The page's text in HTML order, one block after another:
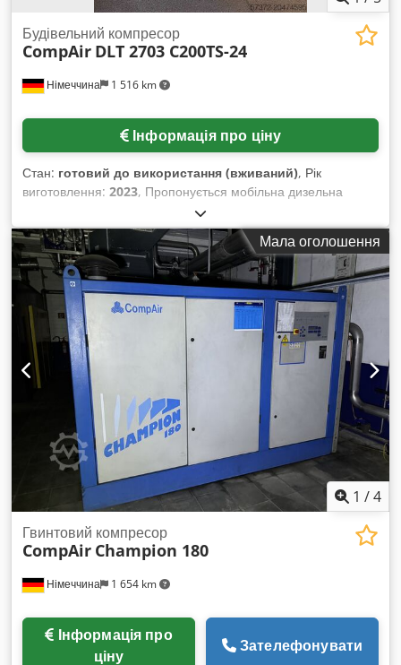
Німеччина 1 516 km
Будівельний компресор
CompAir DLT 2703 C200TS-24
Інформація про ціну
Стан: готовий до використання (вживаний), Рік
виготовлення: 2023, Пропонується мобільна дизельна
гвинтова компресорна установка CompAir, придатна для
використання на будівельних майданчиках. Витрата
повітря: 20 м³/хв, макс. робочий тиск: 24 бар, потужність
двигуна: 224 кВт, двигун: Cummins QSB6.7, ходова частина:
регульована по висоті, об'єм паливного баку: 350 л. Розміри
машини: приблизно 5500 мм / 2000 мм / 2700 мм, вага:
близько 3500 кг. Документація в наявності. Огляд на місці
можливий. Dwjdpfxjxu I Dds Ai Iea
Мала оголошення
1 /4
Німеччина 1 654 km
Гвинтовий компресор
CompAir Champion 180
ціну
Зателефонувати